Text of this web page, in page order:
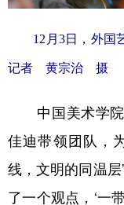
12月3日，外国艺
记者 黄宗治 摄
中国美术学院
佳迪带领团队，
线，文明的同温层
了一个观点，‘一